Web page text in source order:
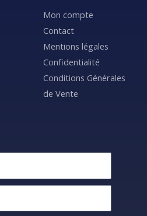
Mon compte
Contact
Mentions légales
Confidentialité
Conditions Générales
de Vente